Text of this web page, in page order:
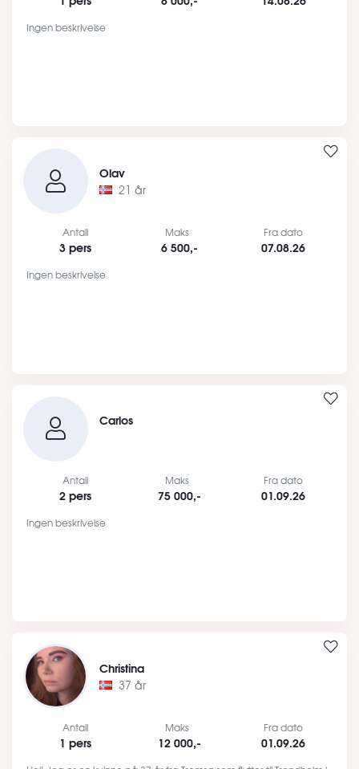
Ingen beskrivelse
Olav
21 år
Antall
3 pers
Maks
6 500,-
Fra dato
07.08.26
Ingen beskrivelse
Carlos
Antall
2 pers
Maks
75 000,-
Fra dato
01.09.26
Ingen beskrivelse
Christina
37 år
Antall
1 pers
Maks
12 000,-
Fra dato
01.09.26